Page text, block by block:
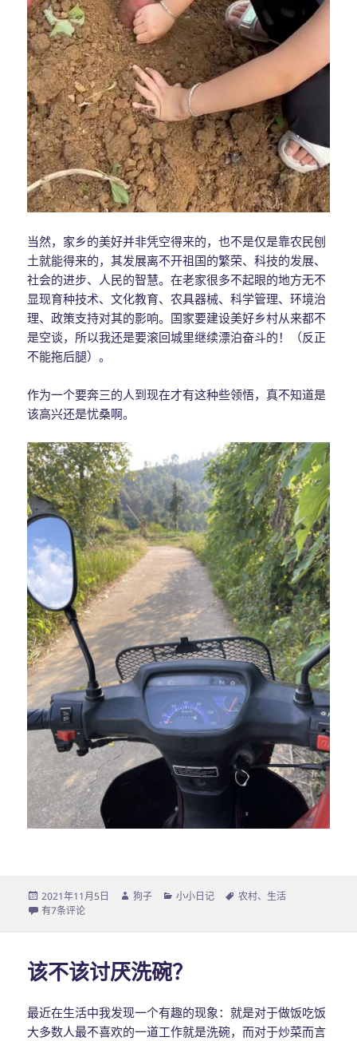
当然，家乡的美好并非凭空得来的，也不是仅是靠农民刨
土就能得来的，其发展离不开祖国的繁荣、科技的发展、
社会的进步、人民的智慧。在老家很多不起眼的地方无不
显现育种技术、文化教育、农具器械、科学管理、环境治
理、政策支持对其的影响。国家要建设美好乡村从来都不
是空谈，所以我还是要滚回城里继续漂泊奋斗的！（反正
不能拖后腿）。
作为一个要奔三的人到现在才有这种些领悟，真不知道是
该高兴还是忧桑啊。
发
布
2021年11月5日
作
狗子
分
小小日记
标
农村、 生活
家乡，好美
有7条评论
该不该讨厌洗碗？
最近在生活中我发现一个有趣的现象：就是对于做饭吃饭
大多数人最不喜欢的一道工作就是洗碗，而对于炒菜而言